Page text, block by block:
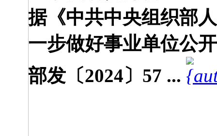
据《中共中央组织部
一步做好事业单位公
部发〔2024〕57 ...